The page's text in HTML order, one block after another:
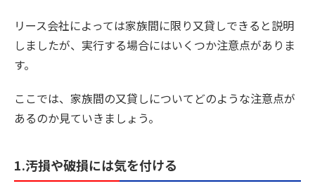
リース会社によっては家族間に限り又貸しできると説明
しましたが、実行する場合にはいくつか注意点がありま
す。
ここでは、家族間の又貸しについてどのような注意点が
あるのか見ていきましょう。
1.汚損や破損には気を付ける